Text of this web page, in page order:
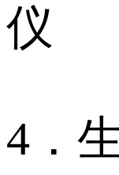
仪
4．